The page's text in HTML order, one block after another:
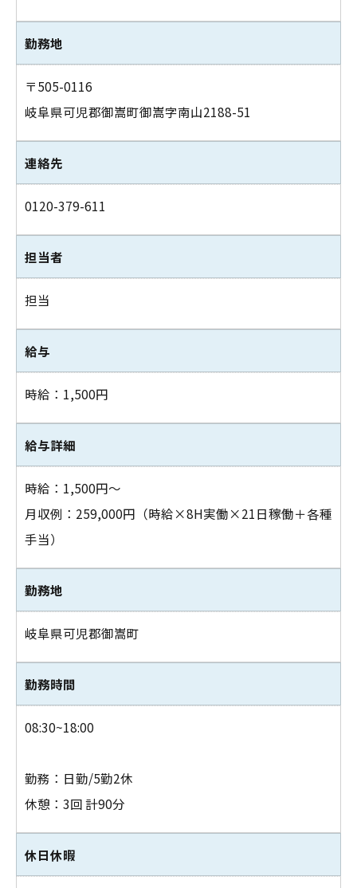
勤務地
〒505-0116
岐阜県可児郡御嵩町御嵩字南山2188-51
連絡先
0120-379-611
担当者
担当
給与
時給：1,500円
給与詳細
時給：1,500円～
月収例：259,000円（時給×8H実働×21日稼働＋各種
手当）
勤務地
岐阜県可児郡御嵩町
勤務時間
08:30~18:00
勤務：日勤/5勤2休
休憩：3回 計90分
休日休暇